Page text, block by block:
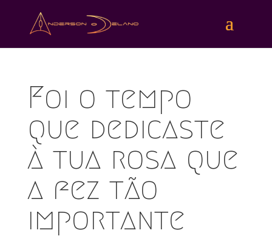
Foi o tempo
que dedicaste
à tua rosa que
a fez tão
importante